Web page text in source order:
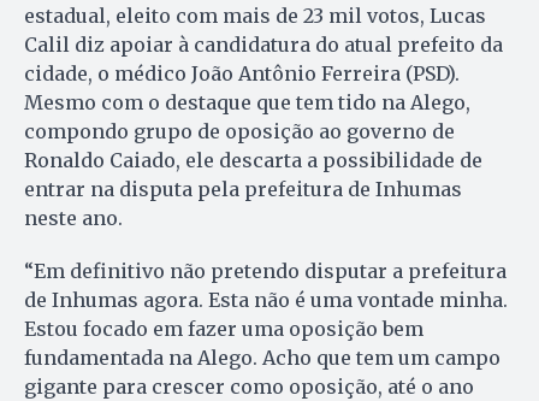
estadual, eleito com mais de 23 mil votos, Lucas
Calil diz apoiar à candidatura do atual prefeito da
cidade, o médico João Antônio Ferreira (PSD).
Mesmo com o destaque que tem tido na Alego,
compondo grupo de oposição ao governo de
Ronaldo Caiado, ele descarta a possibilidade de
entrar na disputa pela prefeitura de Inhumas
neste ano.
“Em definitivo não pretendo disputar a prefeitura
de Inhumas agora. Esta não é uma vontade minha.
Estou focado em fazer uma oposição bem
fundamentada na Alego. Acho que tem um campo
gigante para crescer como oposição, até o ano